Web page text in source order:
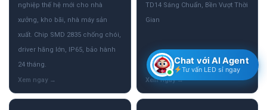
nghiệp thế hệ mới cho nhà
xưởng, kho bãi, nhà máy sản
xuất. Chip SMD 2835 chống chói,
driver hãng lớn, IP65, bảo hành
24 tháng.
TD14 Sáng Chuẩn, Bền Vượt Thời
Gian
Chat với AI Agent
Tư vấn LED sỉ ngay